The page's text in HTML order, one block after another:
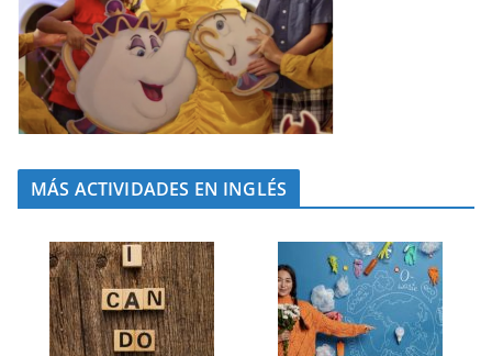
MÁS ACTIVIDADES EN INGLÉS